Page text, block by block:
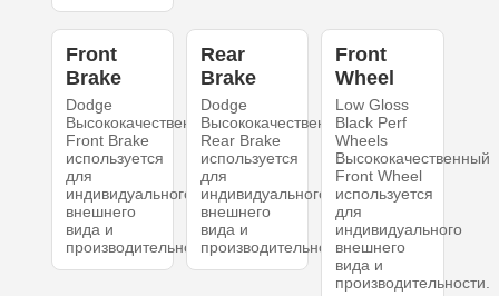
Front
Brake
Dodge
Высококачественный
Front Brake
используется
для
индивидуального
внешнего
вида и
производительности.
Rear
Brake
Dodge
Высококачественный
Rear Brake
используется
для
индивидуального
внешнего
вида и
производительности.
Front
Wheel
Low Gloss
Black Perf
Wheels
Высококачественный
Front Wheel
используется
для
индивидуального
внешнего
вида и
производительности.